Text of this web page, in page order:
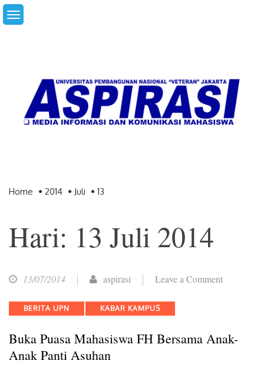
Skip
to
Home 2014 Juli 13
Hari: 13 Juli 2014
13/07/2014 aspirasi Leave a Commenton
FH
Categories
BERITA UPN KABAR KAMPUS
Buka Puasa Mahasiswa FH Bersama Anak-
Anak Panti Asuhan